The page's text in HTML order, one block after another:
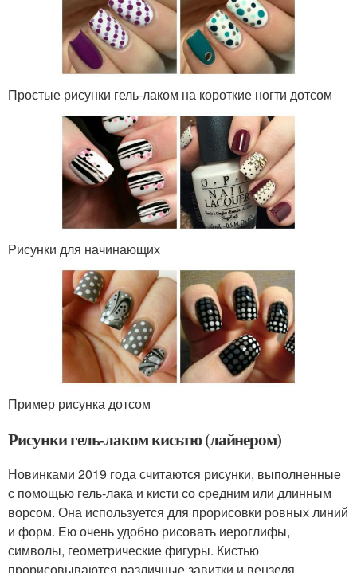
Простые рисунки гель-лаком на короткие ногти дотсом
Рисунки для начинающих
Пример рисунка дотсом
Рисунки гель-лаком кисьтю (лайнером)
Новинками 2019 года считаются рисунки, выполненные
с помощью гель-лака и кисти со средним или длинным
ворсом. Она используется для прорисовки ровных линий
и форм. Ею очень удобно рисовать иероглифы,
символы, геометрические фигуры. Кистью